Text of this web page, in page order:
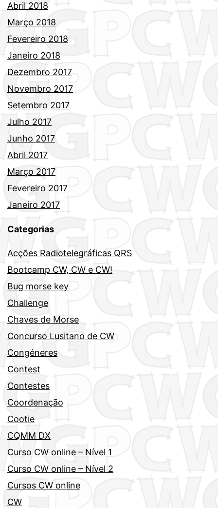
Abril 2018
Março 2018
Fevereiro 2018
Janeiro 2018
Dezembro 2017
Novembro 2017
Setembro 2017
Julho 2017
Junho 2017
Abril 2017
Março 2017
Fevereiro 2017
Janeiro 2017
Categorias
Acções Radiotelegráficas QRS
Bootcamp CW, CW e CW!
Bug morse key
Challenge
Chaves de Morse
Concurso Lusitano de CW
Congéneres
Contest
Contestes
Coordenação
Cootie
CQMM DX
Curso CW online – Nível 1
Curso CW online – Nível 2
Cursos CW online
CW